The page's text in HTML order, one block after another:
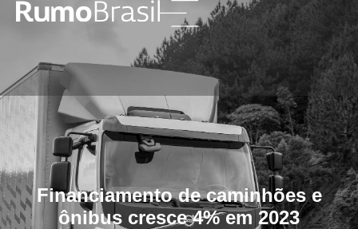
Financiamento de caminhões e
ônibus cresce 4% em 2023